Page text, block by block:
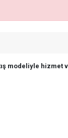
modeliyle hizmet